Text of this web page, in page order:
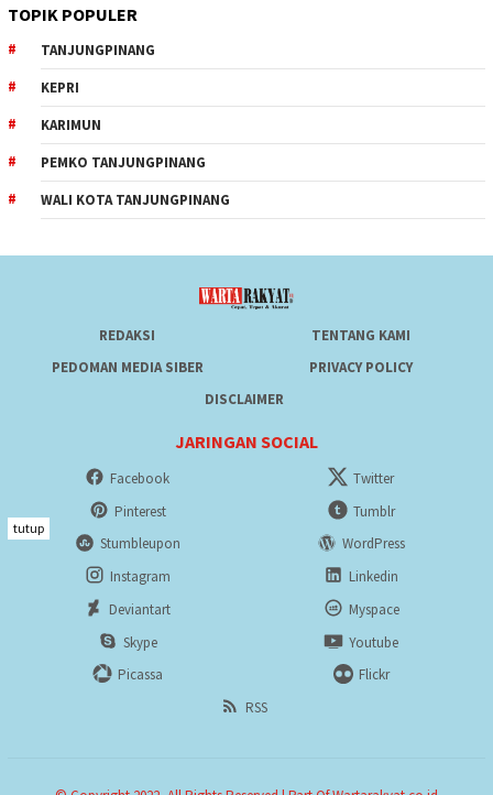
TOPIK POPULER
TANJUNGPINANG
KEPRI
KARIMUN
PEMKO TANJUNGPINANG
WALI KOTA TANJUNGPINANG
REDAKSI
TENTANG KAMI
PEDOMAN MEDIA SIBER
PRIVACY POLICY
DISCLAIMER
JARINGAN SOCIAL
Facebook
Twitter
Pinterest
Tumblr
Stumbleupon
WordPress
Instagram
Linkedin
Deviantart
Myspace
Skype
Youtube
Picassa
Flickr
RSS
tutup